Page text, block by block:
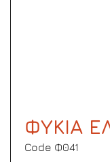
ΦΥΚΙΑ
Code Φ041